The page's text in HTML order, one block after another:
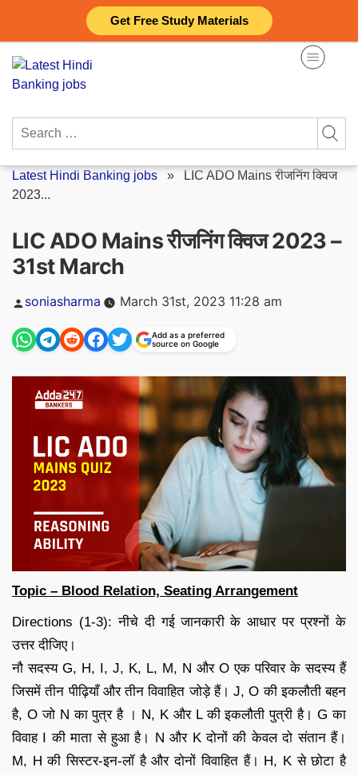
Get Free Study Materials
content
Search
Latest Hindi Banking jobs » LIC ADO Mains रीजनिंग क्विज
2023...
LIC ADO Mains रीजनिंग क्विज 2023 –
31st March
Posted
soniasharma March 31st, 2023 11:28 am
Add as a preferred
source on Google
Topic – Blood Relation, Seating Arrangement
Directions (1-3): नीचे दी गई जानकारी के आधार पर प्रश्नों के
उत्तर दीजिए।
नौ सदस्य G, H, I, J, K, L, M, N और O एक परिवार के सदस्य हैं
जिसमें तीन पीढ़ियाँ और तीन विवाहित जोड़े हैं। J, O की इकलौती बहन
है, O जो N का पुत्र है । N, K और L की इकलौती पुत्री है। G का
विवाह I की माता से हुआ है। N और K दोनों की केवल दो संतान हैं।
M, H की सिस्टर-इन-लॉ है और दोनों विवाहित हैं। H, K से छोटा है